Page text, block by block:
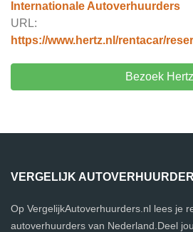
Internationale Autoverhuurders
URL:
https://www.hertz.nl/rentacar/
Bezoek Hertz
VERGELIJK
Op VergelijkAutoverhuurders.nl lees je
autoverhuurders van Nederland.Deel